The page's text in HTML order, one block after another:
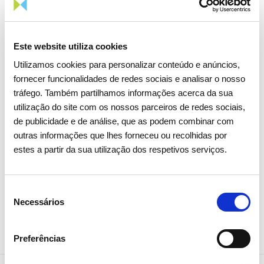
Este website utiliza cookies
Utilizamos cookies para personalizar conteúdo e anúncios,
fornecer funcionalidades de redes sociais e analisar o nosso
tráfego. Também partilhamos informações acerca da sua
utilização do site com os nossos parceiros de redes sociais,
de publicidade e de análise, que as podem combinar com
outras informações que lhes forneceu ou recolhidas por
estes a partir da sua utilização dos respetivos serviços.
Necessários
Preferências
15 ABRIL 2026
Assembleia Geral de Acionistas
2026 aprova todos os pontos
com larga maioria
Investidores